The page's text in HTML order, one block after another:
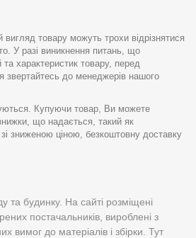
вигляд товару можуть трохи відрізнятися
У разі виникнення питань, що
характеристик товару, перед
до менеджерів нашого
Купуючи товар, Ви можете
що надається, такий як
зниженою ціною, безкоштовну доставку
та будинку. На сайті розміщені
постачальників, вироблені з
вимог до матеріалів і збірки. Тут